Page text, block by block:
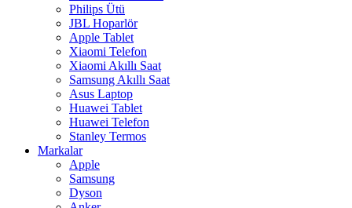
Philips Ütü
JBL Hoparlör
Apple Tablet
Xiaomi Telefon
Xiaomi Akıllı Saat
Samsung Akıllı Saat
Asus Laptop
Huawei Tablet
Huawei Telefon
Stanley Termos
Markalar
Apple
Samsung
Dyson